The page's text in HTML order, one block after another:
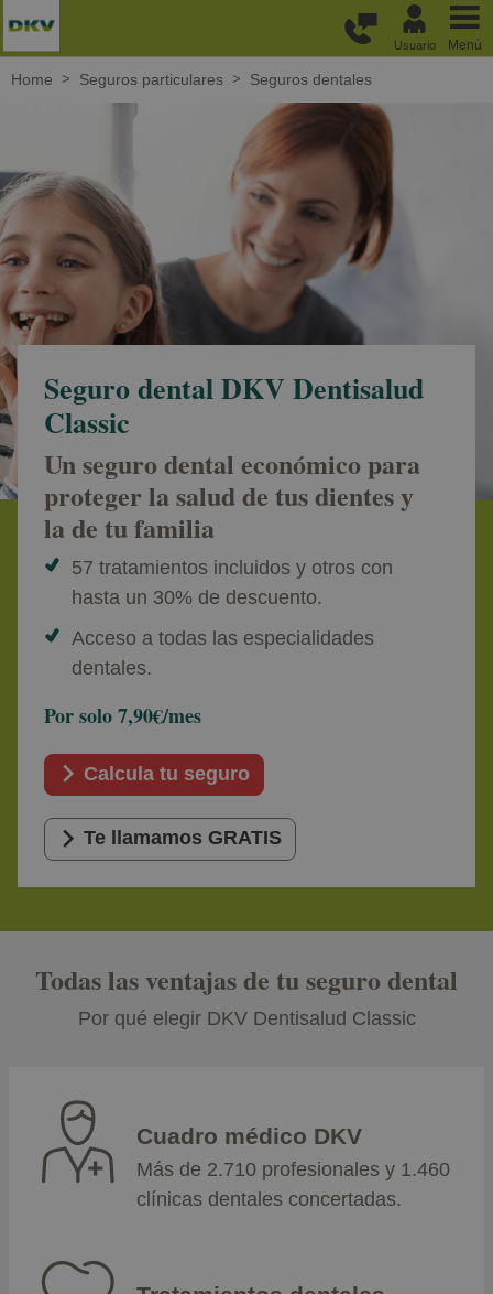
Usuario Menú
Home Seguros particulares Seguros dentales
Seguro dental DKV Dentisalud
Classic
Un seguro dental económico para
proteger la salud de tus dientes y
la de tu familia
57 tratamientos incluidos y otros con
hasta un 30% de descuento.
Acceso a todas las especialidades
dentales.
Por solo 7,90€/mes
Calcula tu seguro
Te llamamos GRATIS
Todas las ventajas de tu seguro dental
Por qué elegir DKV Dentisalud Classic
Cuadro médico DKV
Más de 2.710 profesionales y 1.460
clínicas dentales concertadas.